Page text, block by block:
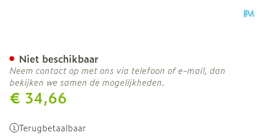
€ 34,66
Terugbetaalbaar
Niet beschikbaar
Neem contact op met ons via telefoon of e-mail, dan
bekijken we samen de mogelijkheden.